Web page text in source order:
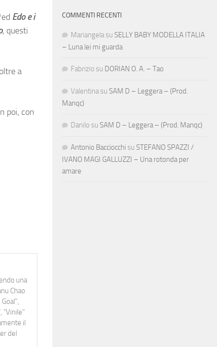
ed Edo e i
, questi
a
poi, con
una
Chao
"Vinile"
il
del
COMMENTI RECENTI
Mariangela su SELLY BABY MODELLA ITALIA
– Luna lei mi guarda
Fabrizio su DORIAN O. A. – Tao
Valentina su SAM D – Leggera – (Prod.
Manqc)
Danilo su SAM D – Leggera – (Prod. Manqc)
Antonio Bacciocchi su STEFANO SPAZZI /
IVANO MAGI GALLUZZI – Una rotonda per
amare